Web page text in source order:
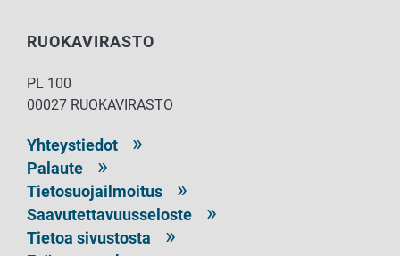
RUOKAVIRASTO
PL 100
00027 RUOKAVIRASTO
Yhteystiedot
Palaute
Tietosuojailmoitus
Saavutettavuusseloste
Tietoa sivustosta